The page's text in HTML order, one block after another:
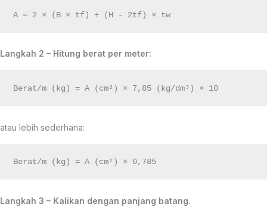
Langkah 2 – Hitung berat per meter:
atau lebih sederhana:
Langkah 3 – Kalikan dengan panjang batang.